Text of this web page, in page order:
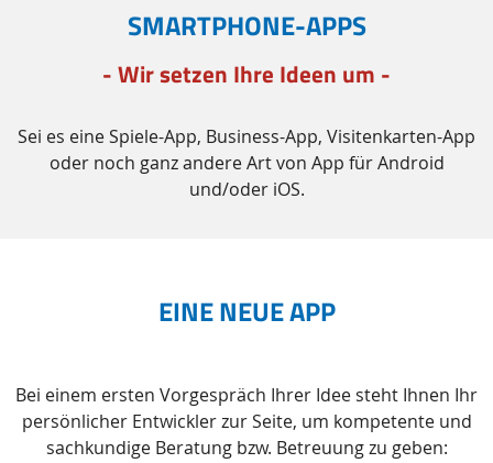
SMARTPHONE-APPS
- Wir setzen Ihre Ideen um -
Sei es eine Spiele-App, Business-App, Visitenkarten-App
oder noch ganz andere Art von App für Android
und/oder iOS.
EINE NEUE APP
Bei einem ersten Vorgespräch Ihrer Idee steht Ihnen Ihr
persönlicher Entwickler zur Seite, um kompetente und
sachkundige Beratung bzw. Betreuung zu geben: